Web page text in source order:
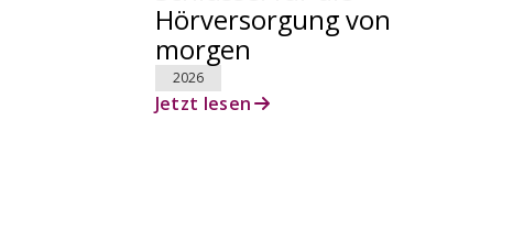
Hörversorgung von
morgen
2026
Jetzt lesen